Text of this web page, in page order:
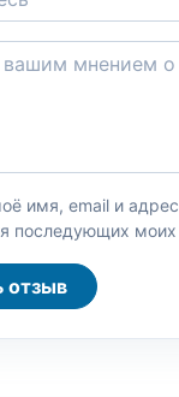
имя, email и
последующих
Отправить отзыв